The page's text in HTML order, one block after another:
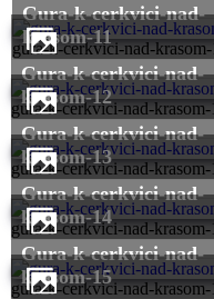
gura-k-cerkvici-nad-krasom-
gura-k-cerkvici-nad-
krasom-11
gura-k-cerkvici-nad-krasom-
gura-k-cerkvici-nad-
krasom-12
gura-k-cerkvici-nad-krasom-
gura-k-cerkvici-nad-
krasom-13
gura-k-cerkvici-nad-krasom-
gura-k-cerkvici-nad-
krasom-14
gura-k-cerkvici-nad-krasom-
gura-k-cerkvici-nad-
krasom-15